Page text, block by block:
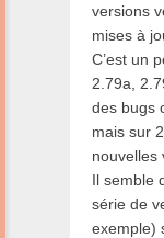
versions
mises à
C’est un
2.79a,
des bugs
mais sur
nouvelles
Il semble
série de
exemple)